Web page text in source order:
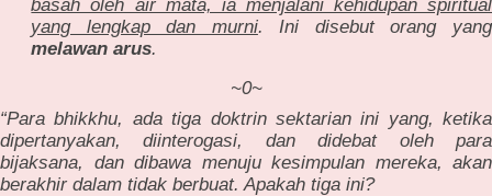
yang lengkap dan murni. Ini disebut orang yang
melawan arus.
~0~
“Para bhikkhu, ada tiga doktrin sektarian ini yang, ketika
dipertanyakan, diinterogasi, dan didebat oleh para
bijaksana, dan dibawa menuju kesimpulan mereka, akan
berakhir dalam tidak berbuat. Apakah tiga ini?